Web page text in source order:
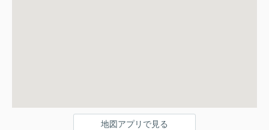
地図アプリで見る